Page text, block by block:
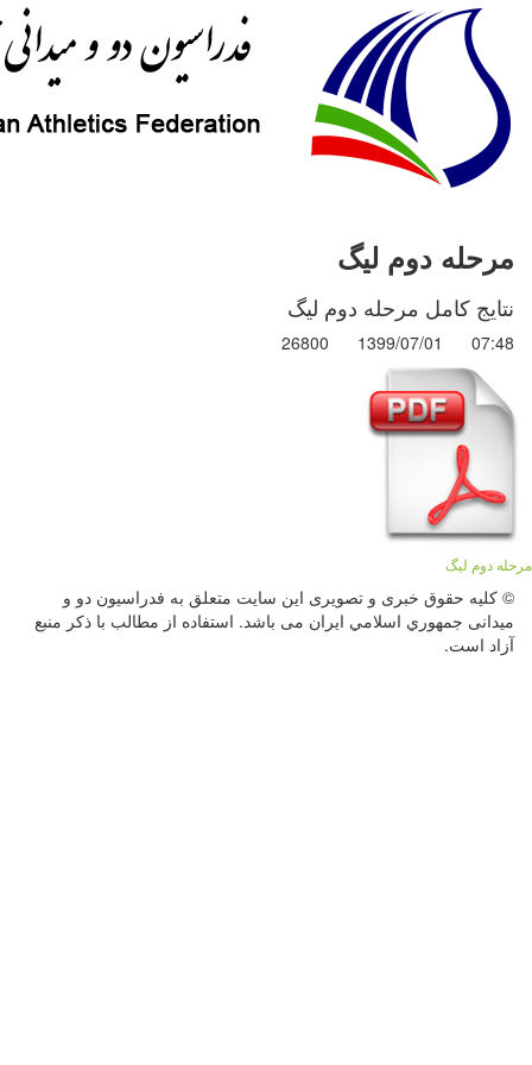
مرحله دوم لیگ
نتایج کامل مرحله دوم لیگ
07:48
1399/07/01
26800
مرحله دوم لیگ
© کليه حقوق خبری و تصويری اين سايت متعلق به فدراسيون دو و
میدانی جمهوري اسلامي ايران می باشد. استفاده از مطالب با ذكر منبع
آزاد است.